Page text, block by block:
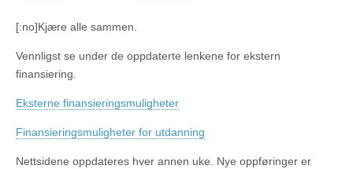
[:no]Kjære alle sammen.
Vennligst se under de oppdaterte lenkene for ekstern
finansiering.
Eksterne finansieringsmuligheter
Finansieringsmuligheter for utdanning
Nettsidene oppdateres hver annen uke. Nye oppføringer er